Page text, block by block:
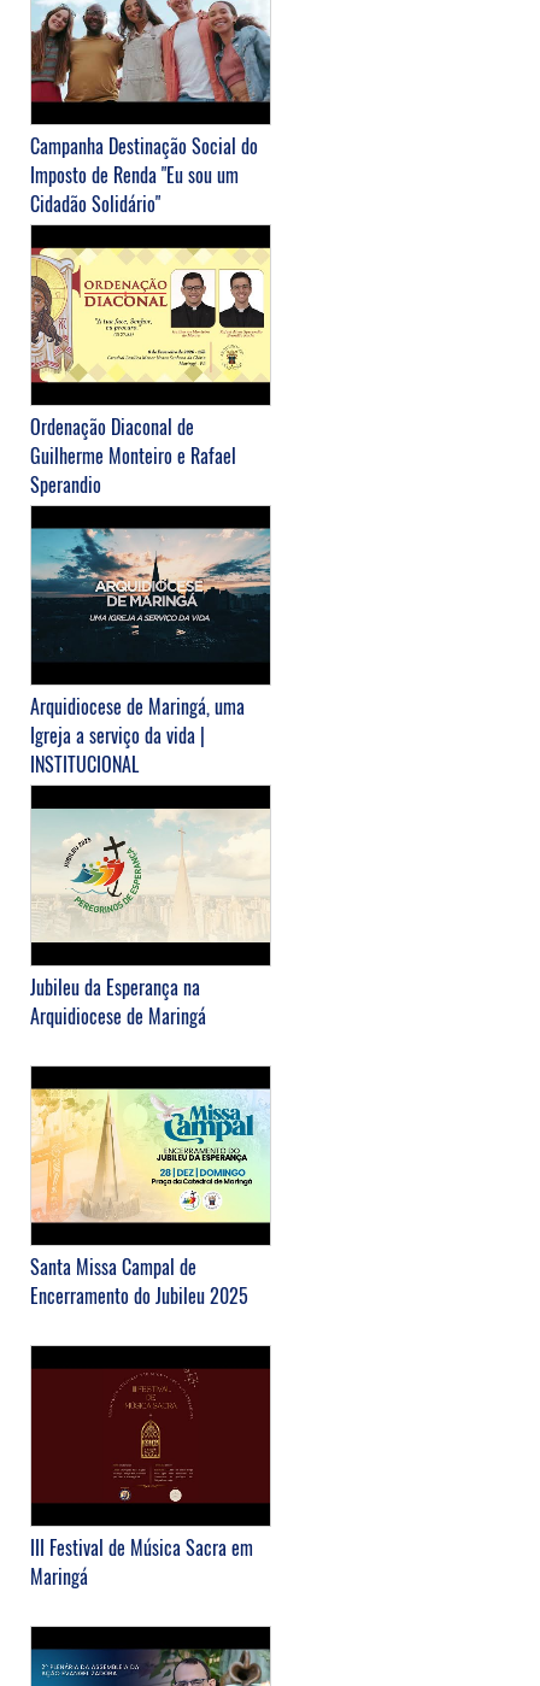
Campanha Destinação Social do
Imposto de Renda "Eu sou um
Cidadão Solidário"
Ordenação Diaconal de
Guilherme Monteiro e Rafael
Sperandio
Arquidiocese de Maringá, uma
Igreja a serviço da vida |
INSTITUCIONAL
Jubileu da Esperança na
Arquidiocese de Maringá
Santa Missa Campal de
Encerramento do Jubileu 2025
III Festival de Música Sacra em
Maringá